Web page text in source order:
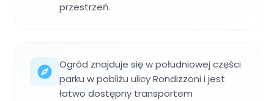
przestrzeń.
Ogród znajduje się w południowej części
parku w pobliżu ulicy Rondizzoni i jest
łatwo dostępny transportem